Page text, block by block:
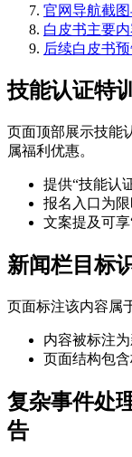
官网导航截
白皮书主要内
后续白皮书
技能认证特
页面顶部展示技能
属福利优惠。
提供“技能认
报名入口为限
文案提及可享
新闻栏目标
页面标注该内容属
内容被标注为
页面结构包含
复杂事件处
告